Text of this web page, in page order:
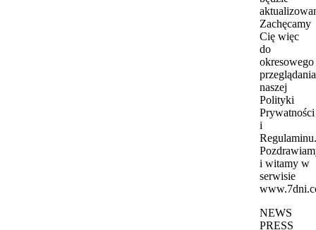
Zachęcamy
Cię więc
do
okresowego
przeglądania
naszej
Polityki
Prywatności
i
Regulaminu.
i witamy w
serwisie
NEWS
PRESS